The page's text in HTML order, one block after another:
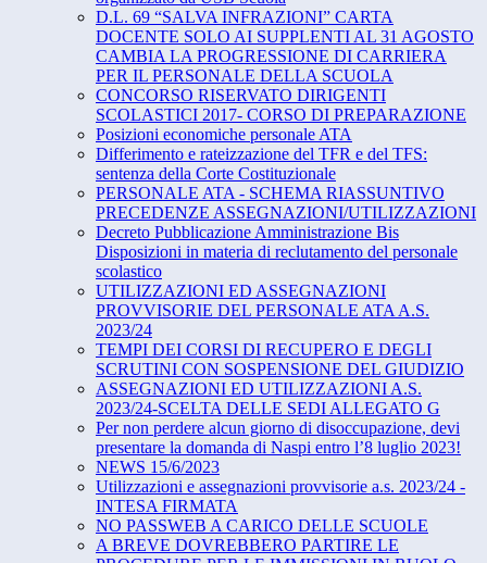
D.L. 69 “SALVA INFRAZIONI” CARTA
DOCENTE SOLO AI SUPPLENTI AL 31 AGOSTO
CAMBIA LA PROGRESSIONE DI CARRIERA
PER IL PERSONALE DELLA SCUOLA
CONCORSO RISERVATO DIRIGENTI
SCOLASTICI 2017- CORSO DI PREPARAZIONE
Posizioni economiche personale ATA
Differimento e rateizzazione del TFR e del TFS:
sentenza della Corte Costituzionale
PERSONALE ATA - SCHEMA RIASSUNTIVO
PRECEDENZE ASSEGNAZIONI/UTILIZZAZIONI
Decreto Pubblicazione Amministrazione Bis
Disposizioni in materia di reclutamento del personale
scolastico
UTILIZZAZIONI ED ASSEGNAZIONI
PROVVISORIE DEL PERSONALE ATA A.S.
2023/24
TEMPI DEI CORSI DI RECUPERO E DEGLI
SCRUTINI CON SOSPENSIONE DEL GIUDIZIO
ASSEGNAZIONI ED UTILIZZAZIONI A.S.
2023/24-SCELTA DELLE SEDI ALLEGATO G
Per non perdere alcun giorno di disoccupazione, devi
presentare la domanda di Naspi entro l’8 luglio 2023!
NEWS 15/6/2023
Utilizzazioni e assegnazioni provvisorie a.s. 2023/24 -
INTESA FIRMATA
NO PASSWEB A CARICO DELLE SCUOLE
A BREVE DOVREBBERO PARTIRE LE